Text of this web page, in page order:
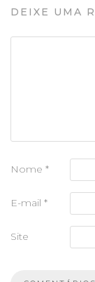
DEIXE UMA
Nome *
E-mail *
Site